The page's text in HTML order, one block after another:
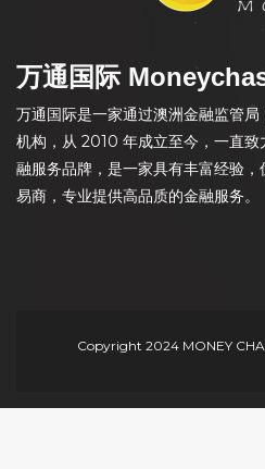
万通国际
万通国际是一家通过澳洲金融监管
机构，从 2010 年成立至今，一直
融服务品牌，是一家具有丰富经验
易商，专业提供高品质的金融服务。
Copyright 2024 MONEY